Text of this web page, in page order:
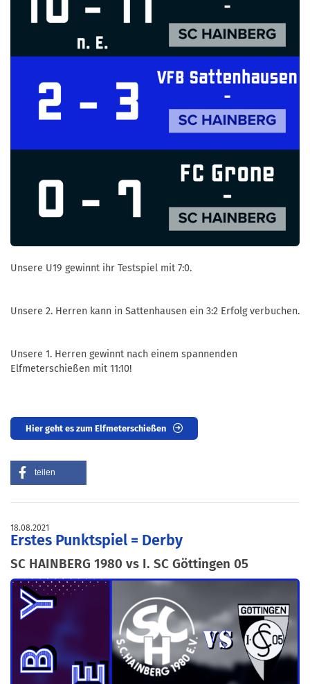
Unsere U19 gewinnt ihr Testspiel mit 7:0.
Unsere 2. Herren kann in Sattenhausen ein 3:2 Erfolg verbuchen.
Unsere 1. Herren gewinnt nach einem spannenden
Elfmeterschießen mit 11:10!
Hier geht es zum Elfmeterschießen
teilen
18.08.2021
Erstes Punktspiel = Derby
SC HAINBERG 1980 vs I. SC Göttingen 05